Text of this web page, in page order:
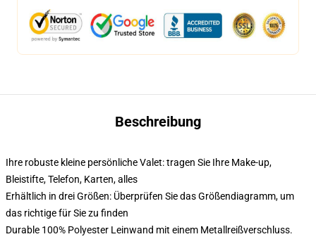
Beschreibung
Ihre robuste kleine persönliche Valet: tragen Sie Ihre Make-up,
Bleistifte, Telefon, Karten, alles
Erhältlich in drei Größen: Überprüfen Sie das Größendiagramm, um
das richtige für Sie zu finden
Durable 100% Polyester Leinwand mit einem Metallreißverschluss.